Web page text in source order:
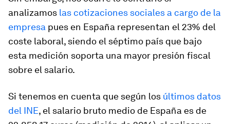
analizamos las cotizaciones sociales a cargo de la
empresa pues en España representan el 23% del
coste laboral, siendo el séptimo país que bajo
esta medición soporta una mayor presión fiscal
sobre el salario.
Si tenemos en cuenta que según los últimos datos
del INE, el salario bruto medio de España es de